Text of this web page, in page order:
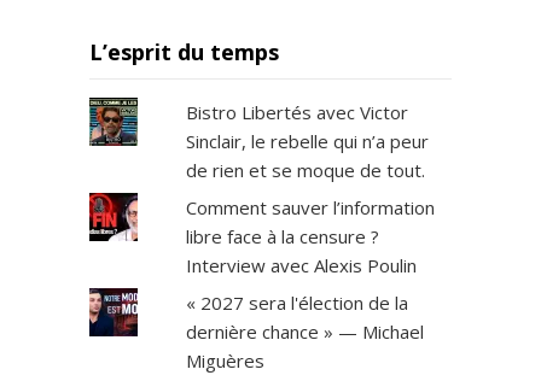
L’esprit du temps
Bistro Libertés avec Victor
Sinclair, le rebelle qui n’a peur
de rien et se moque de tout.
Comment sauver l’information
libre face à la censure ?
Interview avec Alexis Poulin
« 2027 sera l'élection de la
dernière chance » — Michael
Miguères